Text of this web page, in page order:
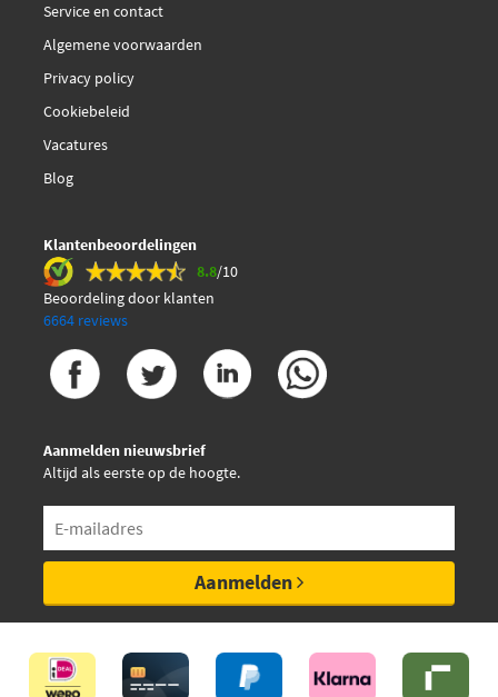
Service en contact
Algemene voorwaarden
Privacy policy
Cookiebeleid
Vacatures
Blog
Klantenbeoordelingen
8.8/10
Beoordeling door klanten
6664 reviews
Aanmelden nieuwsbrief
Altijd als eerste op de hoogte.
Aanmelden